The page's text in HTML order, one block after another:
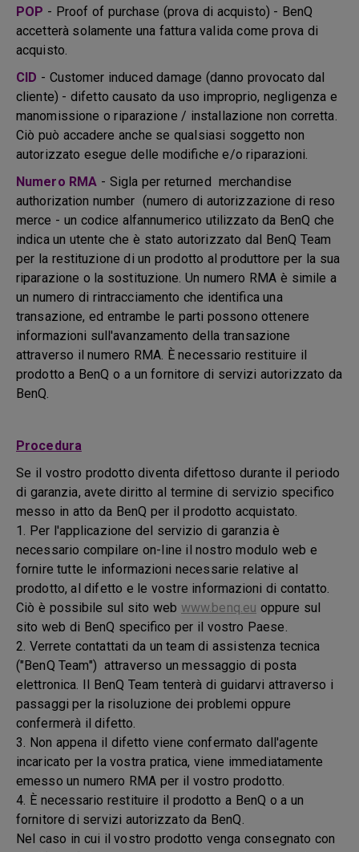
POP - Proof of purchase (prova di acquisto) - BenQ
accetterà solamente una fattura valida come prova di
acquisto.
CID - Customer induced damage (danno provocato dal
cliente) - difetto causato da uso improprio, negligenza e
manomissione o riparazione / installazione non corretta.
Ciò può accadere anche se qualsiasi soggetto non
autorizzato esegue delle modifiche e/o riparazioni.
Numero RMA - Sigla per returned merchandise
authorization number (numero di autorizzazione di reso
merce - un codice alfannumerico utilizzato da BenQ che
indica un utente che è stato autorizzato dal BenQ Team
per la restituzione di un prodotto al produttore per la sua
riparazione o la sostituzione. Un numero RMA è simile a
un numero di rintracciamento che identifica una
transazione, ed entrambe le parti possono ottenere
informazioni sull'avanzamento della transazione
attraverso il numero RMA. È necessario restituire il
prodotto a BenQ o a un fornitore di servizi autorizzato da
BenQ.
Procedura
Se il vostro prodotto diventa difettoso durante il periodo
di garanzia, avete diritto al termine di servizio specifico
messo in atto da BenQ per il prodotto acquistato.
1. Per l'applicazione del servizio di garanzia è
necessario compilare on-line il nostro modulo web e
fornire tutte le informazioni necessarie relative al
prodotto, al difetto e le vostre informazioni di contatto.
Ciò è possibile sul sito web www.benq.eu oppure sul
sito web di BenQ specifico per il vostro Paese.
2. Verrete contattati da un team di assistenza tecnica
("BenQ Team") attraverso un messaggio di posta
elettronica. Il BenQ Team tenterà di guidarvi attraverso i
passaggi per la risoluzione dei problemi oppure
confermerà il difetto.
3. Non appena il difetto viene confermato dall'agente
incaricato per la vostra pratica, viene immediatamente
emesso un numero RMA per il vostro prodotto.
4. È necessario restituire il prodotto a BenQ o a un
fornitore di servizi autorizzato da BenQ.
Nel caso in cui il vostro prodotto venga consegnato con